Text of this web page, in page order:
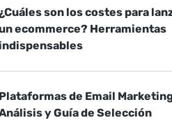
¿Cuáles son los costes para
ecommerce? Herramientas
indispensables
Plataformas de Email
y Guía de Selección